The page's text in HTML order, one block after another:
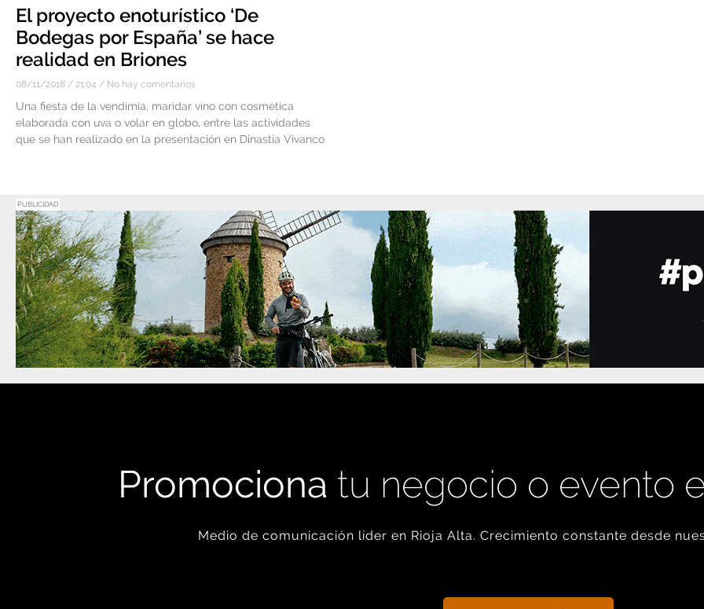
El proyecto enoturístico ‘De
Bodegas por España’ se hace
realidad en Briones
08/11/2018 21:04 No hay comentarios
Una fiesta de la vendimia, maridar vino con cosmética
elaborada con uva o volar en globo, entre las actividades
que se han realizado en la presentación en Dinastía Vivanco
PUBLICIDAD
Promociona tu negocio o evento
Medio de comunicación líder en Rioja Alta. Crecimiento constante desde